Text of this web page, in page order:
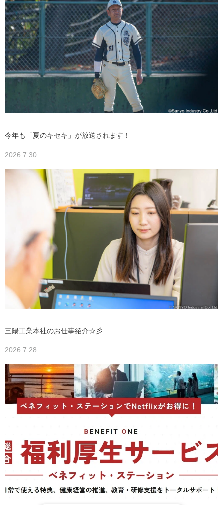
今年も「夏のキセキ」が放送されます！
2026.7.30
三陽工業本社のお仕事紹介☆彡
2026.7.28